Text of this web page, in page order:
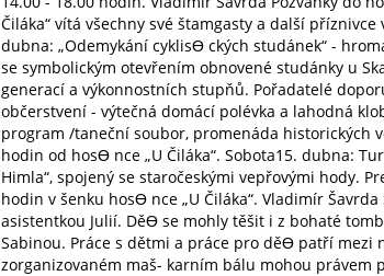
Čiláka“ vítá všechny své štamgasty a další
dubna: „Odemykání cyklisƟ ckých studánek“ -
se symbolickým otevřením obnovené studánky u
generací a výkonnostních stupňů. Pořadatelé
občerstvení - výtečná domácí polévka a lahodná
program /taneční soubor, promenáda historických
hodin od hosƟ nce „U Čiláka“. Sobota15. dubna:
Himla“, spojený se staročeskými vepřovými hody.
hodin v šenku hosƟ nce „U Čiláka“. Vladimír
asistentkou Julií. DěƟ se mohly těšit i z bohaté
Sabinou. Práce s dětmi a práce pro děƟ patří
zorganizovaném maš- karním bálu mohou právem